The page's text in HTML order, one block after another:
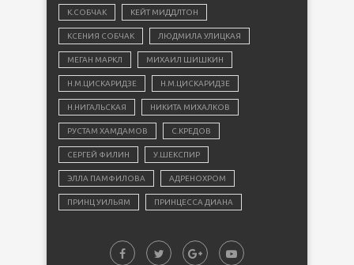
К.СОБЧАК КЕЙТ МИДДЛТОН
КСЕНИЯ СОБЧАК ЛЮДМИЛА УЛИЦКАЯ
МЕГАН МАРКЛ МИХАИЛ ШИШКИН
Н.М.ЦИСКАРИДЗЕ Н.М.ЦИСКАРИДЗЕ
Н.НИГАЛЬСКАЯ НИКИТА МИХАЛКОВ
РУСТАМ ХАМДАМОВ С.КРЕДОВ
СЕРГЕЙ ФИЛИН У.ШЕКСПИР
ЭЛЛА ПАМФИЛОВА АДРЕНОХРОМ
ПРИНЦ УИЛЬЯМ ПРИНЦЕССА ДИАНА